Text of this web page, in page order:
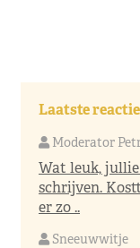
Laatste
Moderator
Wat leuk,
schrijven.
er zo ..
Sneeuwwitje